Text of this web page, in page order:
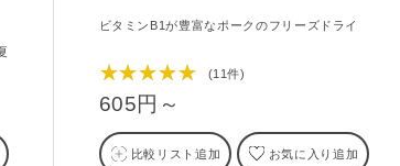
ビタミンB1が豊富なポークのフリーズドライ
★★★★★ (11件)
605円～
比較リスト追加 お気に入り追加